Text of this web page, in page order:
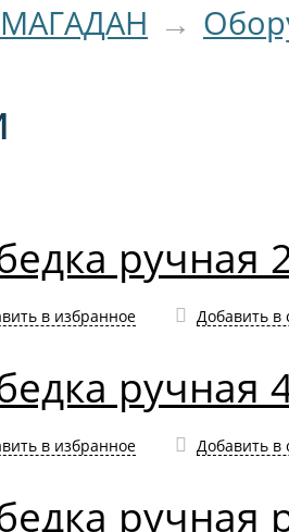
→
ручная
в избранное Добавить в
ручная
в избранное Добавить в
ручная